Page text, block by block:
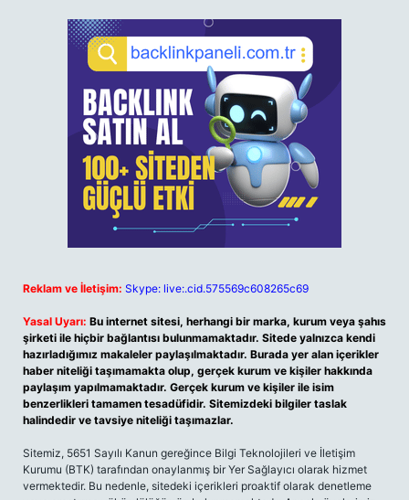
Reklam ve İletişim: Skype: live:.cid.575569c608265c69
Yasal Uyarı: Bu internet sitesi, herhangi bir marka, kurum veya şahıs
şirketi ile hiçbir bağlantısı bulunmamaktadır. Sitede yalnızca kendi
hazırladığımız makaleler paylaşılmaktadır. Burada yer alan içerikler
haber niteliği taşımamakta olup, gerçek kurum ve kişiler hakkında
paylaşım yapılmamaktadır. Gerçek kurum ve kişiler ile isim
benzerlikleri tamamen tesadüfidir. Sitemizdeki bilgiler taslak
halindedir ve tavsiye niteliği taşımazlar.
Sitemiz, 5651 Sayılı Kanun gereğince Bilgi Teknolojileri ve İletişim
Kurumu (BTK) tarafından onaylanmış bir Yer Sağlayıcı olarak hizmet
vermektedir. Bu nedenle, sitedeki içerikleri proaktif olarak denetleme